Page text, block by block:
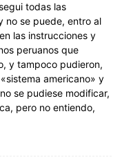
todas las
no se puede, entro al
las instrucciones y
peruanos que
y tampoco pudieron,
americano» y
se pudiese modificar,
pero no entiendo,